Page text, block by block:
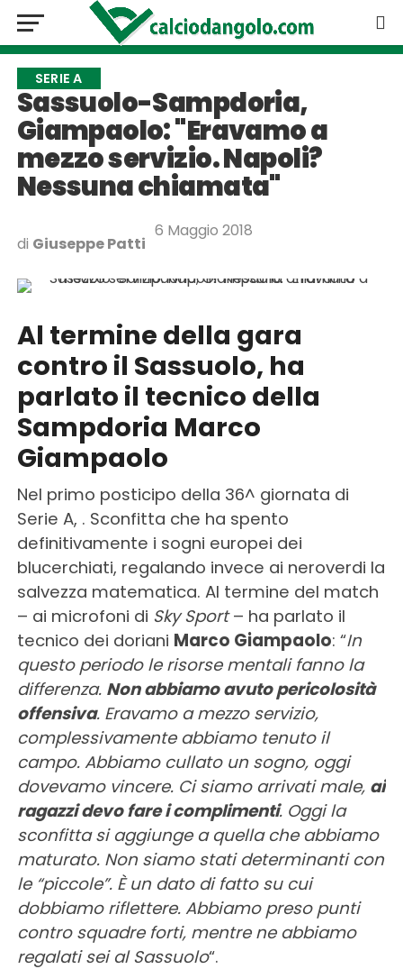
SERIE A
Sassuolo-Sampdoria,
Giampaolo: "Eravamo a
mezzo servizio. Napoli?
Nessuna chiamata"
di Giuseppe Patti
6 Maggio 2018
Al termine della gara
contro il Sassuolo, ha
parlato il tecnico della
Sampdoria Marco
Giampaolo
Nel primo posticipo della 36^ giornata di
Serie A, . Sconfitta che ha spento
definitivamente i sogni europei dei
blucerchiati, regalando invece ai neroverdi la
salvezza matematica. Al termine del match
– ai microfoni di Sky Sport– ha parlato il
tecnico dei doriani Marco Giampaolo: “In
questo periodo le risorse mentali fanno la
differenza. Non abbiamo avuto pericolosità
offensiva. Eravamo a mezzo servizio,
complessivamente abbiamo tenuto il
campo. Abbiamo cullato un sogno, oggi
dovevamo vincere. Ci siamo arrivati male, ai
ragazzi devo fare i complimenti. Oggi la
sconfitta si aggiunge a quella che abbiamo
maturato. Non siamo stati determinanti con
le “piccole”. È un dato di fatto su cui
dobbiamo riflettere. Abbiamo preso punti
contro squadre forti, mentre ne abbiamo
regalati sei al Sassuolo“.